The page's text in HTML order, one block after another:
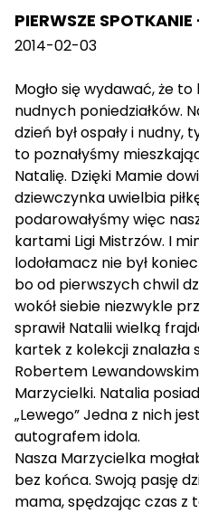
PIERWSZE
2014-02-03
Mogło się wydawać, że
nudnych poniedziałków.
dzień był ospały i nudny,
to poznałyśmy
Natalię. Dzięki Mamie
dziewczynka uwielbia
podarowałyśmy więc
kartami Ligi Mistrzów. I
lodołamacz nie był
bo od pierwszych chwil
wokół siebie niezwykle
sprawił Natalii wielką
kartek z kolekcji
Robertem
Marzycielki. Natalia
„Lewego” Jedna z nich
autografem idola.
Nasza Marzycielka
bez końca. Swoją pasję
mama, spędzając czas z